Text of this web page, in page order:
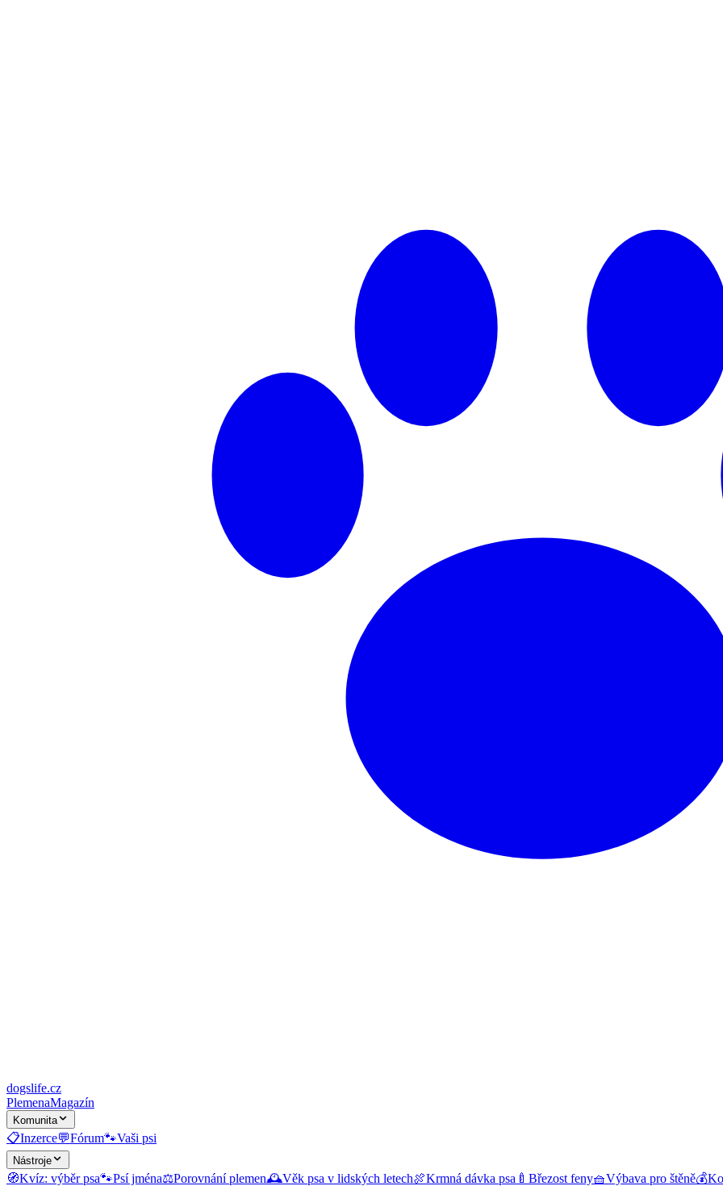
dogslife.cz
PlemenaMagazín
Komunita
📋Inzerce💬Fórum🐾Vaši psi
Nástroje
🧭Kvíz: výběr psa🐾Psí jména⚖️Porovnání plemen🕰️Věk psa v lidských letech🍖Krmná dávka psa 🍼 Březost feny🧺Výbava pro štěně💰